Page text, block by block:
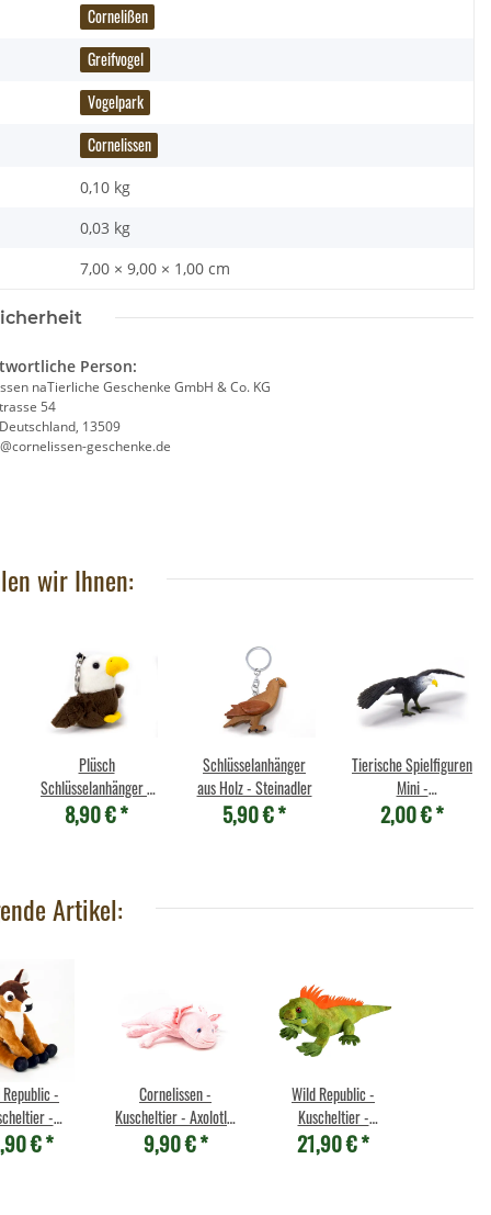
Cornelißen
Greifvogel
Vogelpark
Cornelissen
0,10 kg
0,03 kg
7,00 × 9,00 × 1,00 cm
Person:
naTierliche Geschenke GmbH & Co. KG
54
13509
geschenke.de
wir Ihnen:
Plüsch
Schlüsselanhänger -
Weißkopfseeadler
8,90 €*
Schlüsselanhänger
aus Holz - Steinadler
5,90 €*
Tierische Spielfiguren
Mini -
Weißkopfseeadler
2,00 €*
Artikel:
-
-
- Rehkitz
€*
Cornelissen -
Kuscheltier - Axolotl -
29 cm
9,90 €*
Wild Republic -
Kuscheltier -
Cuddlekins - Leguan
21,90 €*
Pferd
€*
Brixies Baustein Schwan